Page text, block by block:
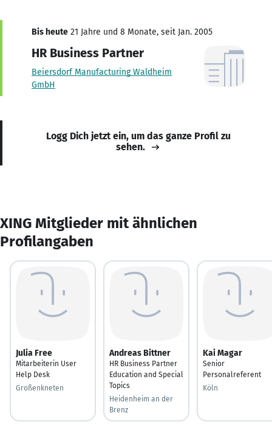
Bis heute 21 Jahre und 8 Monate, seit Jan. 2005
HR Business Partner
Beiersdorf Manufacturing Waldheim
GmbH
Logg Dich jetzt ein, um das ganze Profil zu
sehen.
XING Mitglieder mit ähnlichen
Profilangaben
Julia Free
Mitarbeiterin User
Help Desk
Großenkneten
Andreas Bittner
HR Business Partner
Education and Special
Topics
Heidenheim an der
Brenz
Kai Magar
Senior
Personalreferent
Köln